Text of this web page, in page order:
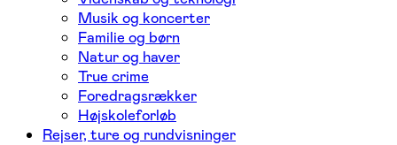
Musik og koncerter
Familie og børn
Natur og haver
True crime
Foredragsrækker
Højskoleforløb
Rejser, ture og rundvisninger